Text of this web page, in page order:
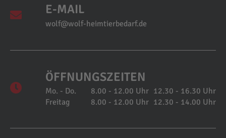
E-MAIL
wolf@wolf-heimtierbedarf.de
ÖFFNUNGSZEITEN
Mo. - Do. 8.00 - 12.00 Uhr 12.30 - 16.30 Uhr
Freitag
8.00 - 12.00 Uhr 12.30 - 14.00 Uhr